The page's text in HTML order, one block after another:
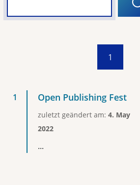
1
Open Publishing Fest
zuletzt geändert am: 4. May
2022
...